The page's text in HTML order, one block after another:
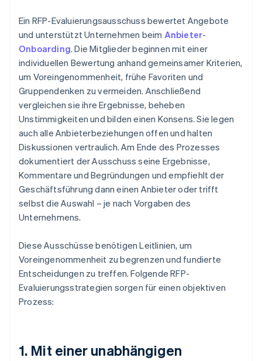
Ein RFP-Evaluierungsausschuss bewertet Angebote
und unterstützt Unternehmen beim Anbieter-
Onboarding. Die Mitglieder beginnen mit einer
individuellen Bewertung anhand gemeinsamer Kriterien,
um Voreingenommenheit, frühe Favoriten und
Gruppendenken zu vermeiden. Anschließend
vergleichen sie ihre Ergebnisse, beheben
Unstimmigkeiten und bilden einen Konsens. Sie legen
auch alle Anbieterbeziehungen offen und halten
Diskussionen vertraulich. Am Ende des Prozesses
dokumentiert der Ausschuss seine Ergebnisse,
Kommentare und Begründungen und empfiehlt der
Geschäftsführung dann einen Anbieter oder trifft
selbst die Auswahl – je nach Vorgaben des
Unternehmens.
Diese Ausschüsse benötigen Leitlinien, um
Voreingenommenheit zu begrenzen und fundierte
Entscheidungen zu treffen. Folgende RFP-
Evaluierungsstrategien sorgen für einen objektiven
Prozess:
1. Mit einer unabhängigen